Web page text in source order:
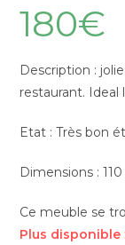
180€
Description :
restaurant. Ideal
Etat : Très bon
Dimensions :
Ce meuble se
Plus disponible